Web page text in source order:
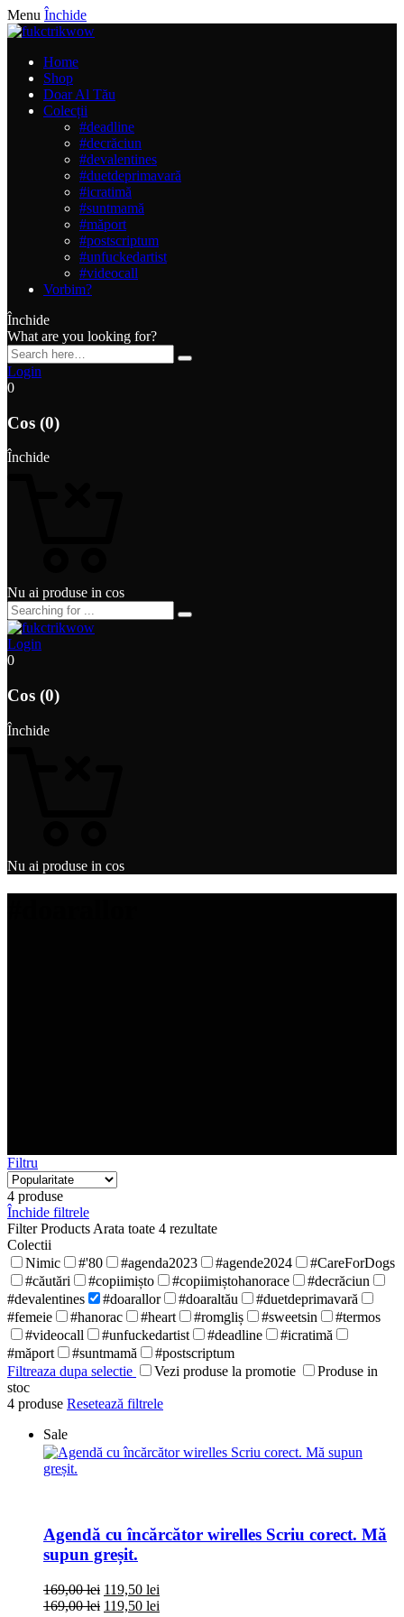
Menu Închide
Home
Shop
Doar Al Tău
Colecții
#deadline
#decrăciun
#devalentines
#duetdeprimavară
#icratimă
#suntmamă
#măport
#postscriptum
#unfuckedartist
#videocall
Vorbim?
Închide
What are you looking for?
Login
0
Cos (0)
Închide
Nu ai produse in cos
Login
0
Cos (0)
Închide
Nu ai produse in cos
Filtru
4 produse
Închide filtrele
Filter Products Arata toate 4 rezultate
Colectii
Nimic
#'80 #agenda2023 #agende2024
#CareForDogs
#căutări
#copiimișto #copiimiștohanorace
#decrăciun
#devalentines
#doarallor #doaraltău
#duetdeprimavară
#femeie
#hanorac #heart #romgliș #sweetsin
#termos
#videocall
#unfuckedartist #deadline
#icratimă
#măport
#suntmamă
#postscriptum
Filtreaza dupa selectie
Vezi produse la promotie
Produse in
stoc
4 produse Resetează filtrele
Sale
Agendă cu încărcător wirelles Scriu corect. Mă
supun greșit.
169,00lei 119,50 lei
169,00lei 119,50 lei